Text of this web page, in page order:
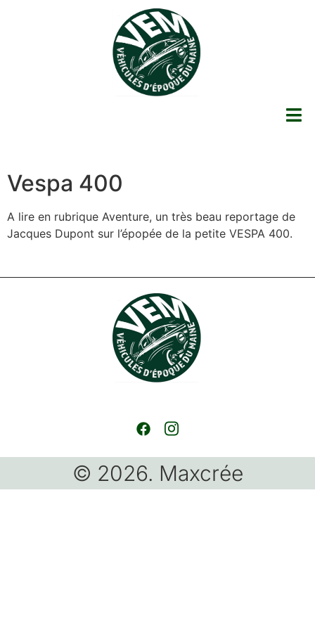
Vespa 400
A lire en rubrique Aventure, un très beau reportage de
Jacques Dupont sur l’épopée de la petite VESPA 400.
© 2026. Maxcrée